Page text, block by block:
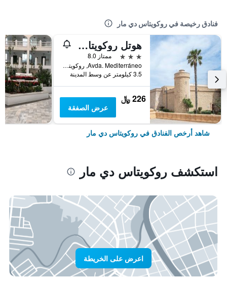
فنادق رخيصة في روكويتاس دي مار
هوتل روكويتاس إل بالميرال باي بييري آند فاكانسيز
3 نجوم
ممتاز 8.0
Avda. Mediterráneo, روكويتاس دي مار, منطقة أندلوسيا, أسبانيا
3.5 كيلومتر عن وسط المدينة
226 ﷼
عرض الصفقة
شاهد أرخص الفنادق في روكويتاس دي مار
استكشف روكويتاس دي مار
اعرض على الخريطة